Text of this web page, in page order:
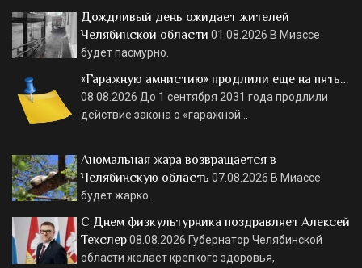
Дождливый день ожидает жителей
Челябинской области 01.08.2026 В Миассе
будет пасмурно.
«Гаражную амнистию» продлили еще на пять…
08.08.2026 До 1 сентября 2031 года продлили
действие закона о «гаражной…
Аномальная жара возвращается в
Челябинскую область 07.08.2026 В Миассе
будет жарко.
С Днем физкультурника поздравляет Алексей
Текслер08.08.2026 Губернатор Челябинской
области желает крепкого здоровья,